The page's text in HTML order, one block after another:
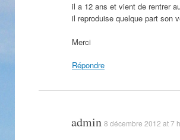
il a 12 ans et vient de rentrer
il reproduise quelque part son
Merci
Répondre
admin 8 décembre 2012 at 7